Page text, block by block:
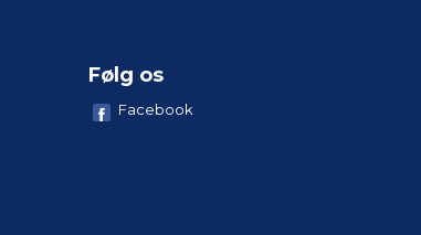
Følg os
Facebook